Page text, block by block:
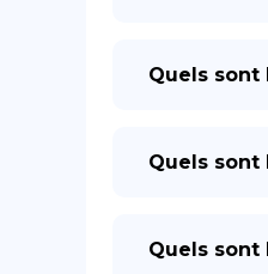
Quels sont
Quels sont
Quels sont